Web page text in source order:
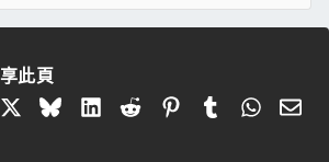
S
此頁
BlueskyLinkedIn
RedditPinterestTumblr 電